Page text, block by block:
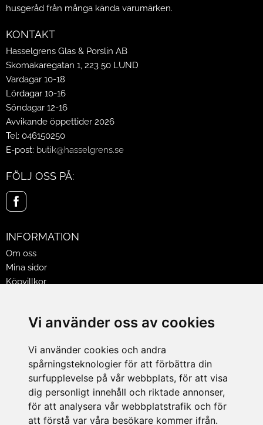
Vi använder oss av cookies
Vi använder cookies och andra
spårningsteknologier för att förbättra din
surfupplevelse på vår webbplats, för att visa
dig personligt innehåll och riktade annonser,
för att analysera vår webbplatstrafik och för
att förstå var våra besökare kommer ifrån.
husgeråd från många kända varumärken.
KONTAKT
Hasselgrens Glas & Porslin AB
Skomakaregatan 1, 223 50 LUND
Vardagar 10-18
Lördagar 10-16
Söndagar 12-16
Avvikande öppettider 2026
Tel: 046150250
E-post: butik@hasselgrens.se
FÖLJ OSS PÅ:
INFORMATION
Om oss
Mina sidor
Köpvillkor
Jobba på Hasselgrens
LEVERANS
BETALNINGSSÄTT